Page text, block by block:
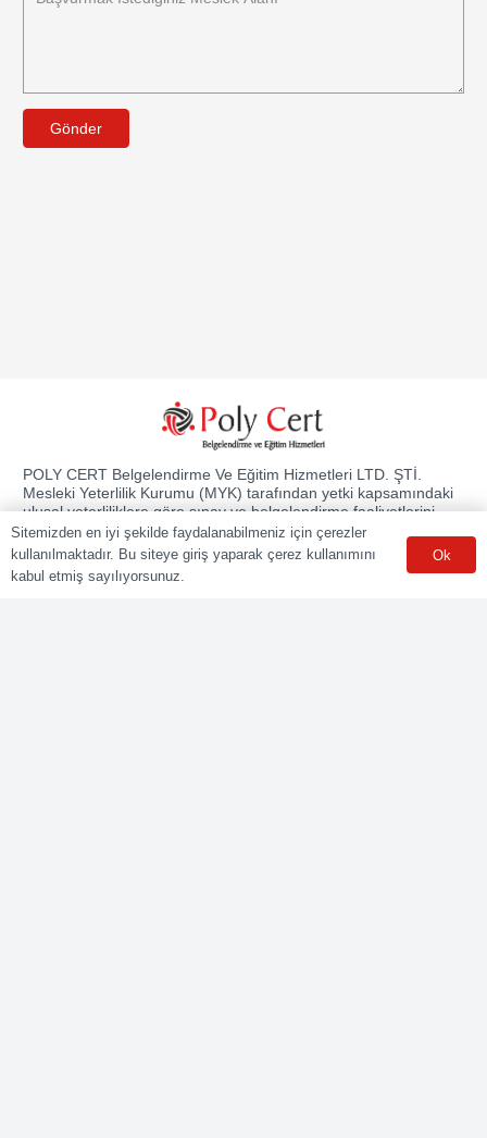
Gönder
POLY CERT Belgelendirme Ve Eğitim Hizmetleri LTD. ŞTİ.
Mesleki Yeterlilik Kurumu (MYK) tarafından yetki kapsamındaki
ulusal yeterliliklere göre sınav ve belgelendirme faaliyetlerini
yürüten Yetkilendirilmiş Belgelendirme Kuruluşudur.
Kurumsal
Sitemizden en iyi şekilde faydalanabilmeniz için çerezler
kullanılmaktadır. Bu siteye giriş yaparak çerez kullanımını
kabul etmiş sayılıyorsunuz.
Ok